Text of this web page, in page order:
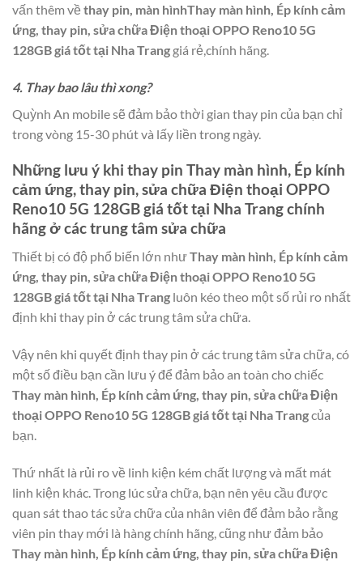
vấn thêm về thay pin, màn hìnhThay màn hình, Ép kính cảm
ứng, thay pin, sửa chữa Điện thoại OPPO Reno10 5G
128GB giá tốt tại Nha Trang giá rẻ,chính hãng.
4. Thay bao lâu thì xong?
Quỳnh An mobile sẽ đảm bảo thời gian thay pin của bạn chỉ
trong vòng 15-30 phút và lấy liền trong ngày.
Những lưu ý khi thay pin Thay màn hình, Ép kính
cảm ứng, thay pin, sửa chữa Điện thoại OPPO
Reno10 5G 128GB giá tốt tại Nha Trangchính
hãng ở các trung tâm sửa chữa
Thiết bị có độ phổ biến lớn nhưThay màn hình, Ép kính cảm
ứng, thay pin, sửa chữa Điện thoại OPPO Reno10 5G
128GB giá tốt tại Nha Trang luôn kéo theo một số rủi ro nhất
định khi thay pin ở các trung tâm sửa chữa.
Vậy nên khi quyết định thay pin ở các trung tâm sửa chữa, có
một số điều bạn cần lưu ý để đảm bảo an toàn cho chiếc
Thay màn hình, Ép kính cảm ứng, thay pin, sửa chữa Điện
thoại OPPO Reno10 5G 128GB giá tốt tại Nha Trangcủa
bạn.
Thứ nhất là rủi ro về linh kiện kém chất lượng và mất mát
linh kiện khác. Trong lúc sửa chữa, bạn nên yêu cầu được
quan sát thao tác sửa chữa của nhân viên để đảm bảo rằng
viên pin thay mới là hàng chính hãng, cũng như đảm bảo
Thay màn hình, Ép kính cảm ứng, thay pin, sửa chữa Điện